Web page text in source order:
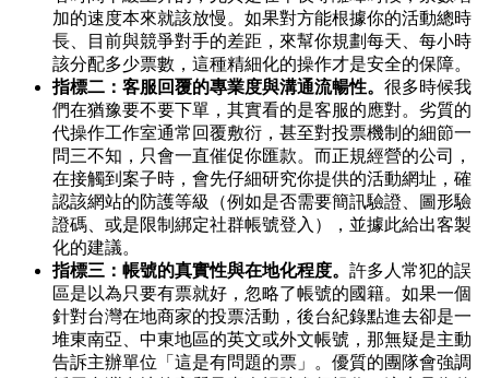
加的速度本來就該放慢。如果對方能根據你的活動總時
長、目前與競爭對手的差距，來幫你規劃每天、每小時
該分配多少票數，這種精細化的操作才是安全的保障。
指標二：客服回覆的專業度與溝通流暢性。 很多時候我
們在猶豫要不要下單，其實看的是客服的應對。劣質的
代操作工作室通常回覆敷衍，甚至對投票機制的細節一
問三不知，只會一直催促你匯款。而正規經營的公司，
在接觸到案子時，會先仔細研究你提供的活動網址，確
認該網站的防護等級（例如是否需要簡訊驗證、圖形驗
證碼、或是限制綁定社群帳號登入），並據此給出客製
化的建議。
指標三：帳號的真實性與在地化程度。 許多人常犯的誤
區是以為只要有票就好，忽略了帳號的國籍。如果一個
針對台灣在地商家的投票活動，後台紀錄點進去卻是一
堆東南亞、中東地區的英文或外文帳號，那無疑是主動
告訴主辦單位「這是有問題的票」。優質的團隊會強調